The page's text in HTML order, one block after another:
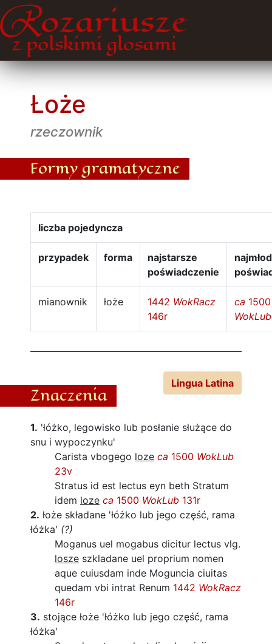
Łoże
rzeczownik
Formy gramatyczne
liczba pojedyncza
przypadek forma
najstarsze
poświadczenie
mianownik łoże 1442 WokRacz
146r
ca 1500
WokLub
Znaczenia
Lingua Latina
1. 'łóżko, legowisko lub posłanie służące do
snu i wypoczynku'
Carista vbogego loze ca 1500 WokLub
23v
Stratus id est lectus eyn beth Stratum
idem loze ca 1500 WokLub 131r
2. łoże składane 'łóżko lub jego część, rama
łóżka' (?)
Moganus uel mogabus dicitur lectus vlg.
losze szkladane uel proprium nomen
aque cuiusdam inde Moguncia ciuitas
quedam vbi intrat Renum 1442 WokRacz
146r
3. stojące łoże 'łóżko lub jego część, rama
łóżka'